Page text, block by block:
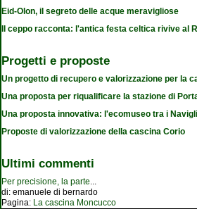
Eid-Olon, il segreto delle acque meravigliose
Il ceppo racconta: l'antica festa celtica rivive al
Progetti e proposte
Un progetto di recupero e valorizzazione per la
Una proposta per riqualificare la stazione di
Una proposta innovativa: l'ecomuseo tra i Navigli
Proposte di valorizzazione della cascina Corio
Ultimi commenti
Per precisione, la parte...
di: emanuele di bernardo
Pagina: La cascina Moncucco